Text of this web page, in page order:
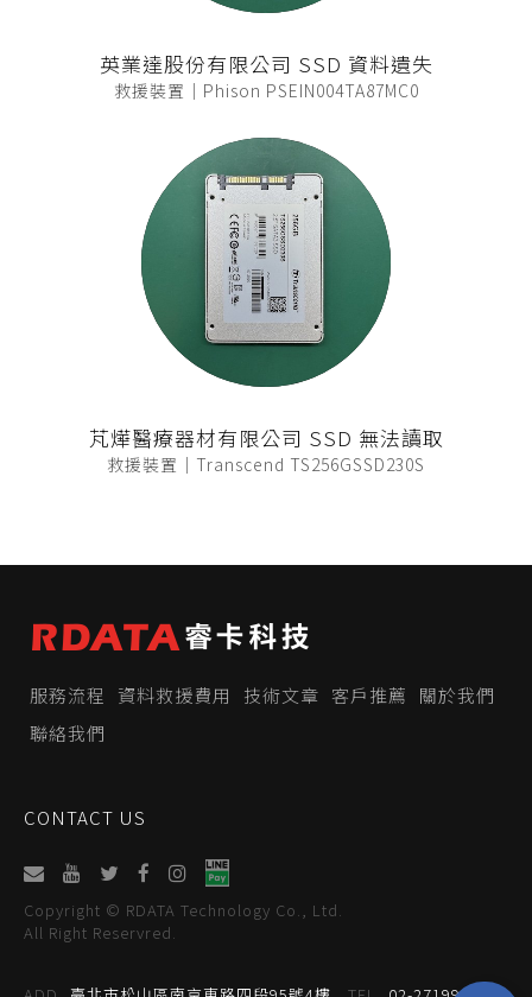
英業達股份有限公司 SSD 資料遺失
救援裝置｜Phison PSEIN004TA87MC0
芃燁醫療器材有限公司 SSD 無法讀取
救援裝置｜Transcend TS256GSSD230S
服務流程 資料救援費用 技術文章 客戶推薦
關於我們
聯絡我們
CONTACT US
Copyright © RDATA Technology Co., Ltd.
All Right Reservred.